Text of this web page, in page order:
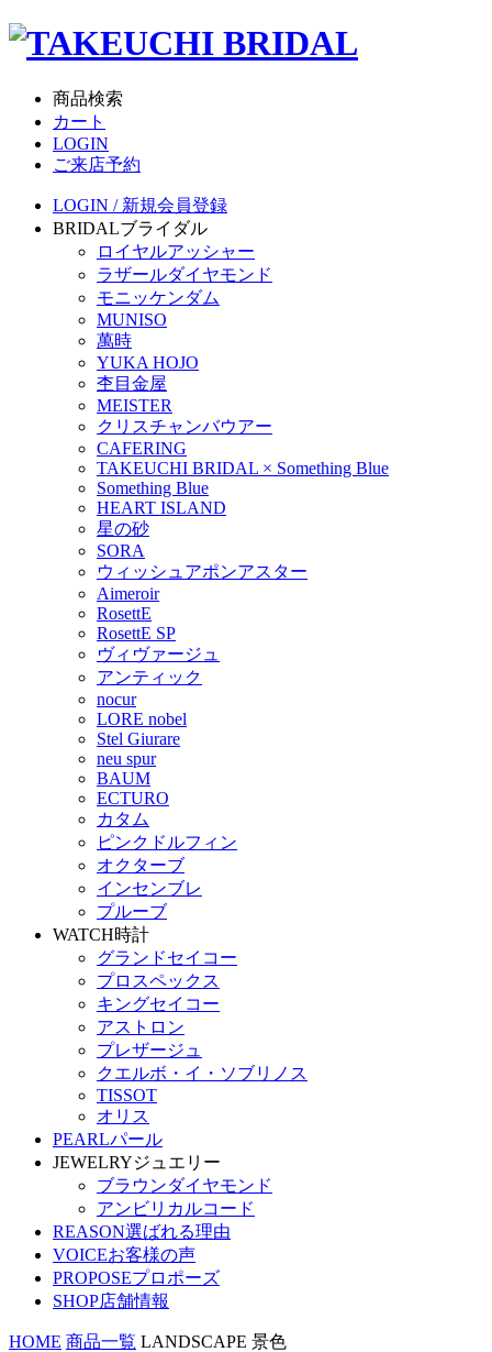
商品検索
カート
LOGIN
ご来店予約
LOGIN / 新規会員登録
BRIDALブライダル
ロイヤルアッシャー
ラザールダイヤモンド
モニッケンダム
MUNISO
萬時
YUKA HOJO
杢目金屋
MEISTER
クリスチャンバウアー
CAFERING
TAKEUCHI BRIDAL × Something Blue
Something Blue
HEART ISLAND
星の砂
SORA
ウィッシュアポンアスター
Aimeroir
RosettE
RosettE SP
ヴィヴァージュ
アンティック
nocur
LORE nobel
Stel Giurare
neu spur
BAUM
ECTURO
カタム
ピンクドルフィン
オクターブ
インセンブレ
プルーブ
WATCH時計
グランドセイコー
プロスペックス
キングセイコー
アストロン
プレザージュ
クエルボ・イ・ソブリノス
TISSOT
オリス
PEARLパール
JEWELRYジュエリー
ブラウンダイヤモンド
アンビリカルコード
REASON選ばれる理由
VOICEお客様の声
PROPOSEプロポーズ
SHOP店舗情報
HOME 商品一覧 LANDSCAPE 景色